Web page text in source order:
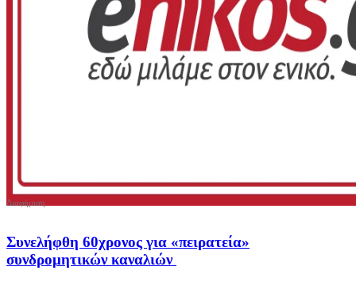
Συνελήφθη 60χρονος για «πειρατεία»
συνδρομητικών καναλιών